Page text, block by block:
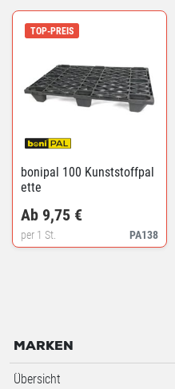
TOP-PREIS
bonipal 100 Kunststoffpal
ette
PA138
Ab 9,75 €
per 1 St.
MARKEN
Übersicht